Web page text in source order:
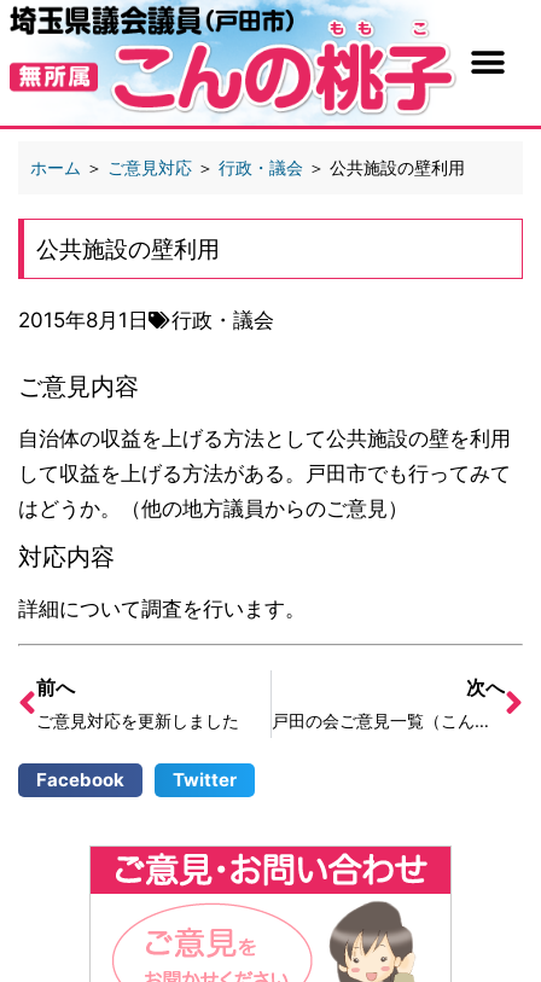
ホーム ＞ ご意見対応 ＞ 行政・議会 ＞ 公共施設の壁利用
公共施設の壁利用
2015年8月1日 行政・議会
ご意見内容
自治体の収益を上げる方法として公共施設の壁を利用
して収益を上げる方法がある。戸田市でも行ってみて
はどうか。（他の地方議員からのご意見）
対応内容
詳細について調査を行います。
前へ
ご意見対応を更新しました
次へ
戸田の会ご意見一覧（こんの対応分）を更新しました
Facebook Twitter